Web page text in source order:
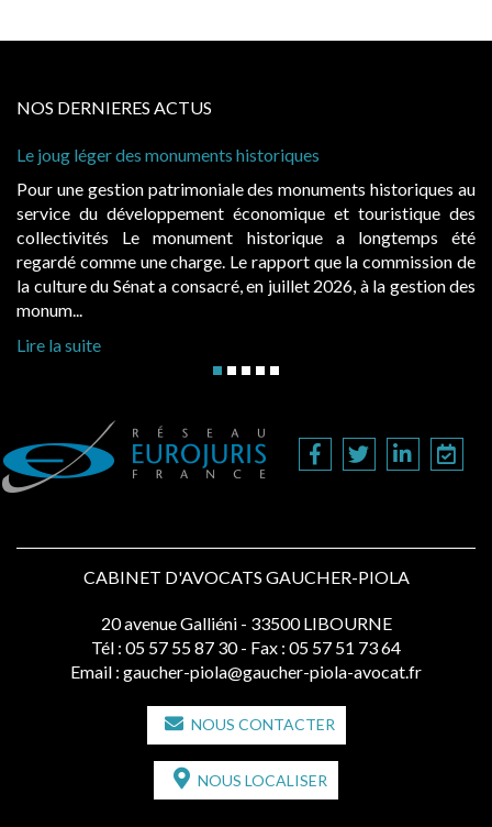
NOS DERNIERES ACTUS
historiques
des monuments historiques au
économique et touristique des
historique a longtemps été
charge. Le rapport que la commission de
a consacré, en juillet 2026, à la gestion des
Evocatrices des
également un beau
public, elles
d’occupation.
CABINET D'AVOCATS GAUCHER-PIOLA
20 avenue Galliéni - 33500 LIBOURNE
Tél : 05 57 55 87 30 - Fax : 05 57 51 73 64
Email : gaucher-piola@gaucher-piola-avocat.fr
NOUS CONTACTER
NOUS LOCALISER